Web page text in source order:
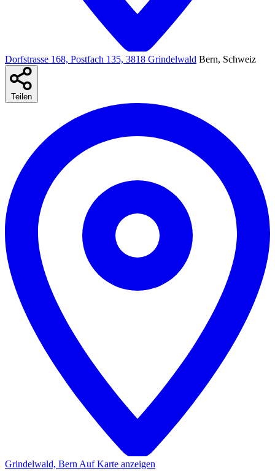
Dorfstrasse 168, Postfach 135, 3818 Grindelwald Bern, Schweiz
Teilen
Grindelwald, Bern Auf Karte anzeigen